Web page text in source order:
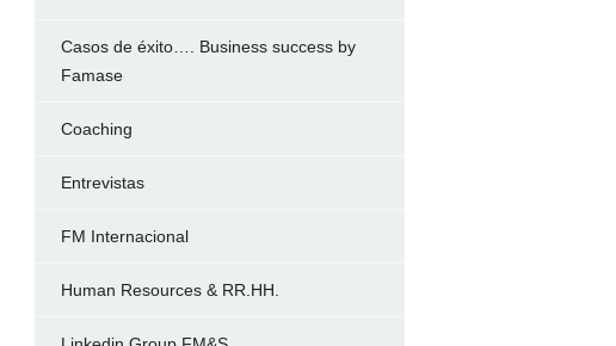
Casos de éxito…. Business success by
Famase
Coaching
Entrevistas
FM Internacional
Human Resources & RR.HH.